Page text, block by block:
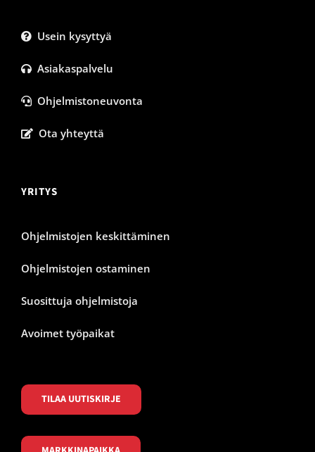
Usein kysyttyä
Asiakaspalvelu
Ohjelmistoneuvonta
Ota yhteyttä
YRITYS
Ohjelmistojen keskittäminen
Ohjelmistojen ostaminen
Suosittuja ohjelmistoja
Avoimet työpaikat
TILAA UUTISKIRJE